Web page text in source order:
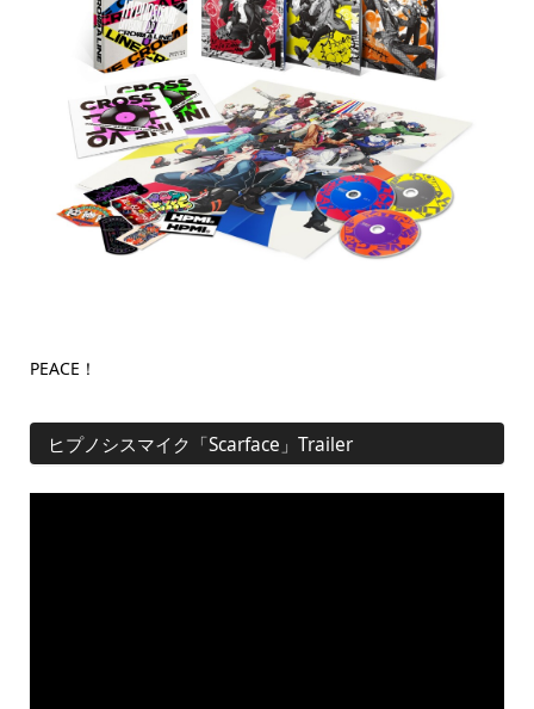
PEACE！
ヒプノシスマイク「Scarface」Trailer